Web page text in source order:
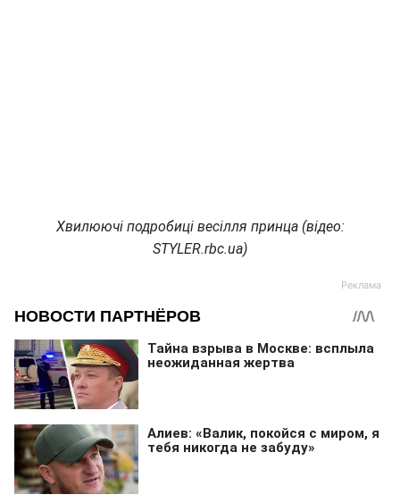
Хвилюючі подробиці весілля принца (відео:
STYLER.rbc.ua)